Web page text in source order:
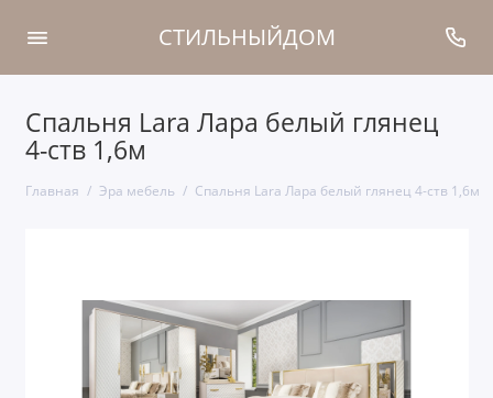
СТИЛЬНЫЙДОМ
Спальня Lara Лара белый глянец
4-ств 1,6м
Главная Эра мебель Спальня Lara Лара белый глянец 4-ств 1,6м